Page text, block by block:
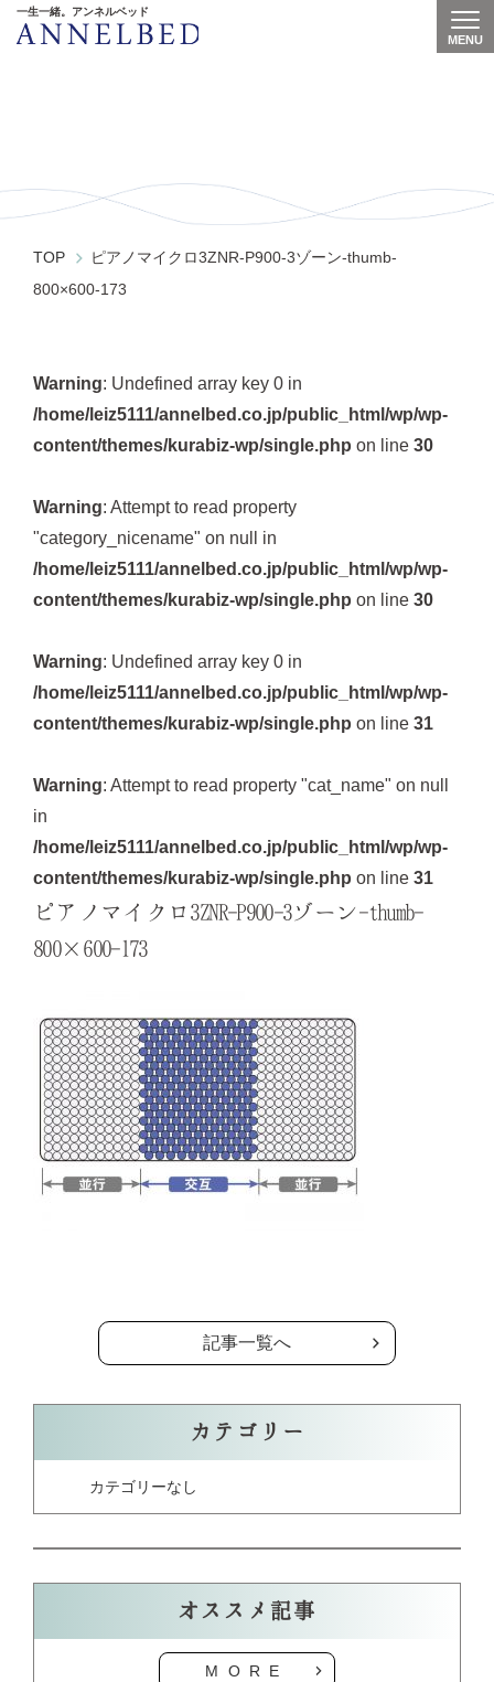
一生一緒。アンネルベッド
MENU
TOP
ピアノマイクロ3ZNR-P900-3ゾーン-thumb-
800×600-173
Warning: Undefined array key 0 in
/home/leiz5111/annelbed.co.jp/public_html/wp/wp-
content/themes/kurabiz-wp/single.php on line 30
Warning: Attempt to read property
"category_nicename" on null in
/home/leiz5111/annelbed.co.jp/public_html/wp/wp-
content/themes/kurabiz-wp/single.php on line 30
Warning: Undefined array key 0 in
/home/leiz5111/annelbed.co.jp/public_html/wp/wp-
content/themes/kurabiz-wp/single.php on line 31
Warning: Attempt to read property "cat_name" on null
in
/home/leiz5111/annelbed.co.jp/public_html/wp/wp-
content/themes/kurabiz-wp/single.php on line 31
ピアノマイクロ3ZNR-P900-3ゾーン-thumb-
800×600-173
記事一覧へ
カテゴリー
カテゴリーなし
オススメ記事
MORE